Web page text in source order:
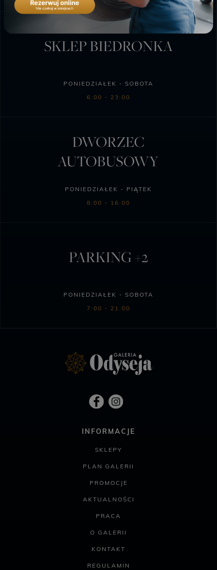
SKLEP BIEDRONKA
PONIEDZIAŁEK - SOBOTA
6:00 - 23:00
DWORZEC
AUTOBUSOWY
PONIEDZIAŁEK - PIĄTEK
8:00 - 16:00
PARKING +2
PONIEDZIAŁEK - SOBOTA
7:00 - 21:00
INFORMACJE
SKLEPY
PLAN GALERII
PROMOCJE
AKTUALNOŚCI
PRACA
O GALERII
KONTAKT
REGULAMIN